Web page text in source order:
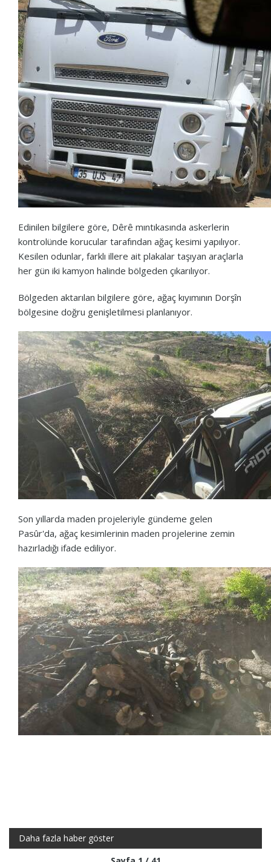
Edinilen bilgilere göre, Dêrê mıntıkasında askerlerin
kontrolünde korucular tarafından ağaç kesimi yapılıyor.
Kesilen odunlar, farklı illere ait plakalar taşıyan araçlarla
her gün iki kamyon halinde bölgeden çıkarılıyor.
Bölgeden aktarılan bilgilere göre, ağaç kıyımının Dorşîn
bölgesine doğru genişletilmesi planlanıyor.
Son yıllarda maden projeleriyle gündeme gelen
Pasûr'da, ağaç kesimlerinin maden projelerine zemin
hazırladığı ifade ediliyor.
Daha fazla haber göster